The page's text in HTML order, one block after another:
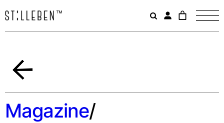
Il
è
Magazine/